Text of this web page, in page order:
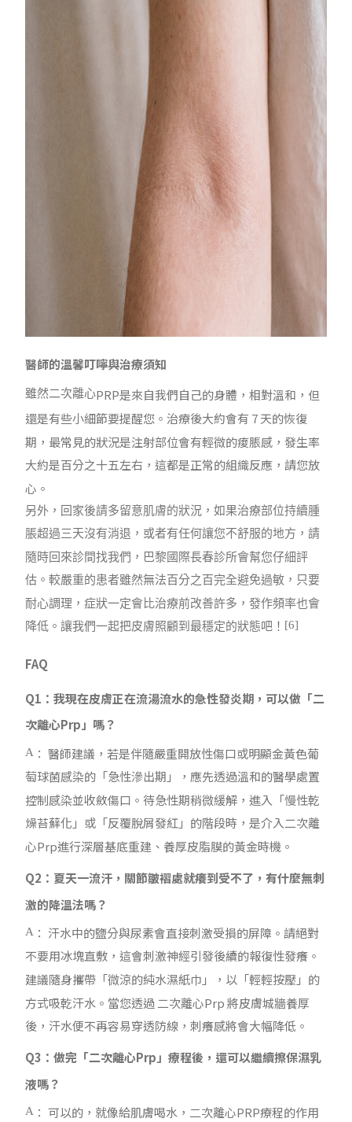
醫師的溫馨叮嚀與治療須知
雖然二次離心PRP是來自我們自己的身體，相對溫和，但
還是有些小細節要提醒您。治療後大約會有 7天的恢復
期，最常見的狀況是注射部位會有輕微的痠脹感，發生率
大約是百分之十五左右，這都是正常的組織反應，請您放
心。
另外，回家後請多留意肌膚的狀況，如果治療部位持續腫
脹超過三天沒有消退，或者有任何讓您不舒服的地方，請
隨時回來診間找我們， 巴黎國際長春診所會幫您仔細評
估。較嚴重的患者雖然無法百分之百完全避免過敏，只要
耐心調理，症狀一定會比治療前改善許多，發作頻率也會
降低。讓我們一起把皮膚照顧到最穩定的狀態吧！ [6]
FAQ
Q1：我現在皮膚正在流湯流水的急性發炎期，可以做「二
次離心Prp」嗎？
A ： 醫師建議，若是伴隨嚴重開放性傷口或明顯金黃色葡
萄球菌感染的「急性滲出期」，應先透過溫和的醫學處置
控制感染並收斂傷口。待急性期稍微緩解，進入「慢性乾
燥苔蘚化」或「反覆脫屑發紅」的階段時，是介入二次離
心Prp進行深層基底重建、養厚皮脂膜的黃金時機。
Q2：夏天一流汗，關節皺褶處就癢到受不了，有什麼無刺
激的降溫法嗎？
A ： 汗水中的鹽分與尿素會直接刺激受損的屏障。請絕對
不要用冰塊直敷，這會刺激神經引發後續的報復性發癢。
建議隨身攜帶「微涼的純水濕紙巾」，以「輕輕按壓」的
方式吸乾汗水。當您透過 二次離心Prp將皮膚城牆養厚
後，汗水便不再容易穿透防線，刺癢感將會大幅降低。
Q3：做完「二次離心Prp」療程後，還可以繼續擦保濕乳
液嗎？
A ： 可以的，就像給肌膚喝水，二次離心PRP療程的作用